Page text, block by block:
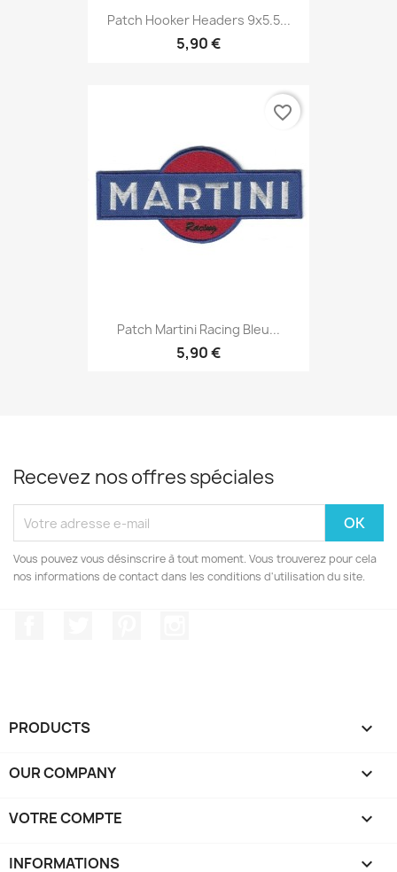
Patch Hooker Headers 9x5.5...
5,90 €
Patch Martini Racing Bleu...
5,90 €
favorite_border
Recevez nos offres spéciales
Vous pouvez vous désinscrire à tout moment. Vous trouverez pour cela
nos informations de contact dans les conditions d'utilisation du site.
PRODUCTS 
OUR COMPANY 
VOTRE COMPTE 
INFORMATIONS keyboard_arrow_down